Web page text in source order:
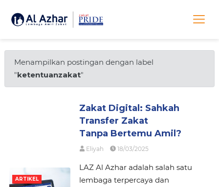
Menampilkan postingan dengan label
"ketentuanzakat"
ARTIKEL
Zakat Digital: Sahkah
Transfer Zakat
Tanpa Bertemu Amil?
Eliyah 18/03/2025
LAZ Al Azhar adalah salah satu
lembaga terpercaya dan